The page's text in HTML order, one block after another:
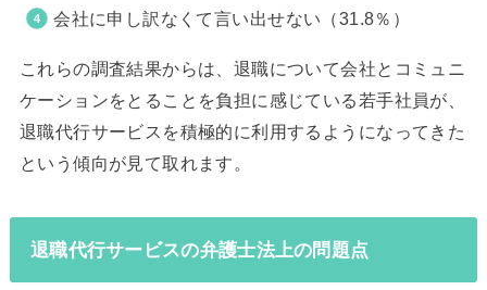
会社に申し訳なくて言い出せない（31.8％）
これらの調査結果からは、退職について会社とコミュニ
ケーションをとることを負担に感じている若手社員が、
退職代行サービスを積極的に利用するようになってきた
という傾向が見て取れます。
退職代行サービスの弁護士法上の問題点